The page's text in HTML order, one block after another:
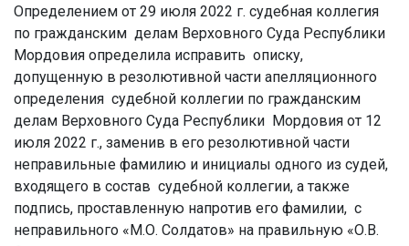
Определением от 29 июля 2022 г. судебная коллегия
по гражданским делам Верховного Суда Республики
Мордовия определила исправить описку,
допущенную в резолютивной части апелляционного
определения судебной коллегии по гражданским
делам Верховного Суда Республики Мордовия от 12
июля 2022 г., заменив в его резолютивной части
неправильные фамилию и инициалы одного из судей,
входящего в состав судебной коллегии, а также
подпись, проставленную напротив его фамилии, с
неправильного «М.О. Солдатов» на правильную «О.В.